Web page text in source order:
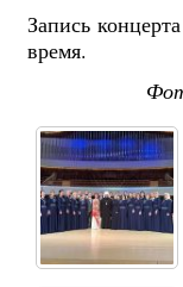
Запись
время.